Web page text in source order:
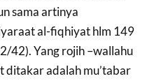
sama artinya
al-fiqhiyat hlm 149
42). Yang rojih –wallahu
ditakar adalah mu’tabar